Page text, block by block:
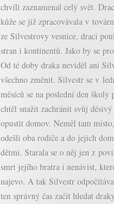
chvíli zaznamenal celý svět.
kůže se již zpracovávala v
ze Silvestrovy vesnice, draci
stran i kontinentů. Jako by se
Od té doby draka neviděl ani
všechno změnit. Silvestr se v
měsíců se na poslední den
chtěl snažit zachránit svůj
opustit domov. Neměl tam
odešli oba rodiče a do jejich
dětmi. Starala se o něj jen z
smrt jejího bratra i nenávist,
najevo. A tak Silvestr
ten správný čas začít hledat